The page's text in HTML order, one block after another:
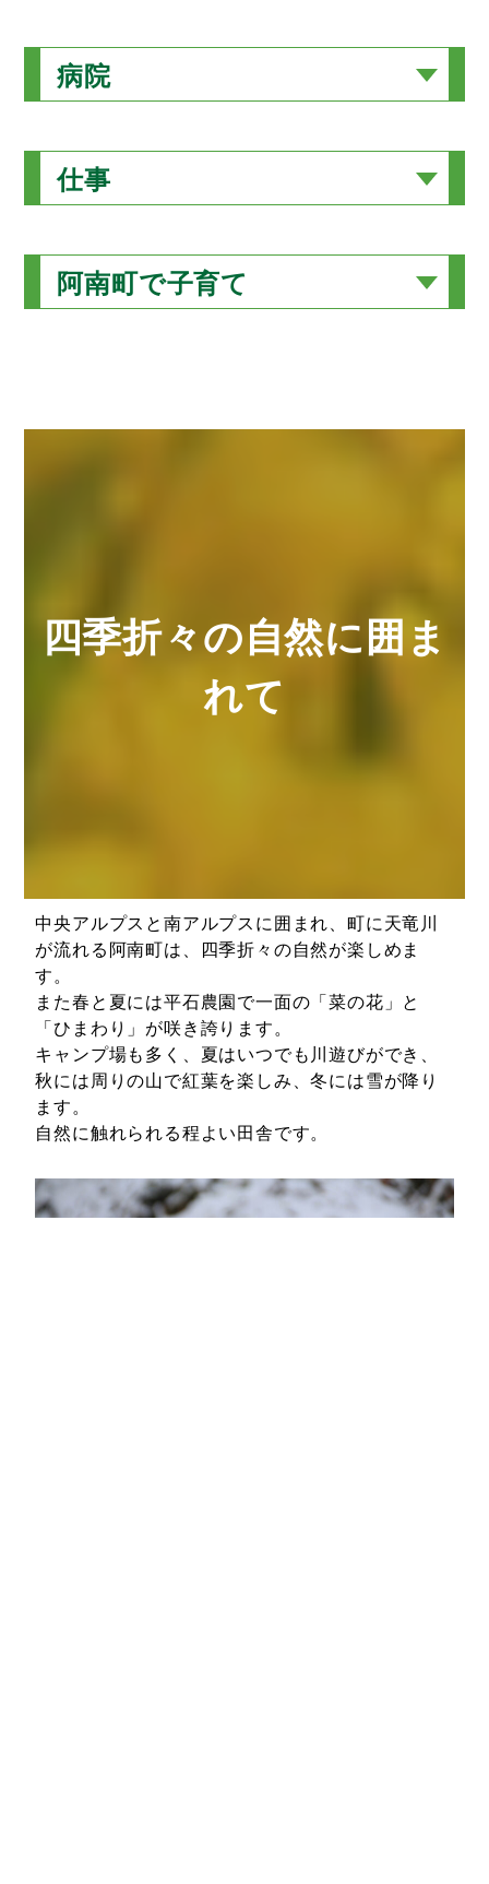
病院
仕事
阿南町で子育て
四季折々の自然に囲ま
れて
中央アルプスと南アルプスに囲まれ、町に天竜川
が流れる阿南町は、四季折々の自然が楽しめま
す。
また春と夏には平石農園で一面の「菜の花」と
「ひまわり」が咲き誇ります。
キャンプ場も多く、夏はいつでも川遊びができ、
秋には周りの山で紅葉を楽しみ、冬には雪が降り
ます。
自然に触れられる程よい田舎です。